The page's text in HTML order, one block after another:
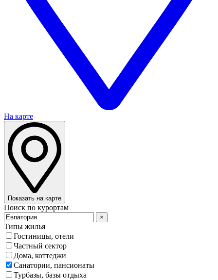
На карте
Показать на карте
Поиск по курортам
×
Типы жилья
Гостиницы, отели
Частный сектор
Дома, коттеджи
Санатории, пансионаты
Турбазы, базы отдыха